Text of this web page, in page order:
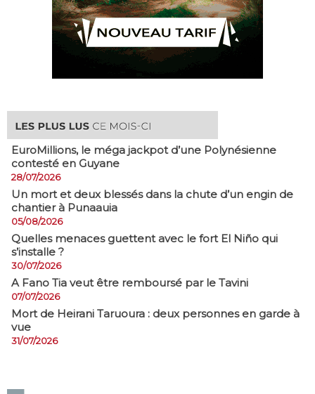
EuroMillions, ​le méga jackpot d’une Polynésienne
contesté en Guyane
28/07/2026
​Un mort et deux blessés dans la chute d’un engin de
chantier à Punaauia
05/08/2026
Quelles menaces guettent avec le fort El Niño qui
s’installe ?
30/07/2026
A Fano Tia veut être remboursé par le Tavini
07/07/2026
Mort de Heirani Taruoura : deux personnes en garde à
vue
31/07/2026